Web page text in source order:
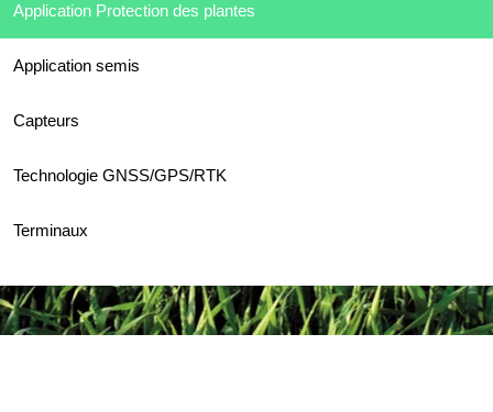
Application Protection des plantes
Application semis
Capteurs
Technologie GNSS/GPS/RTK
Terminaux